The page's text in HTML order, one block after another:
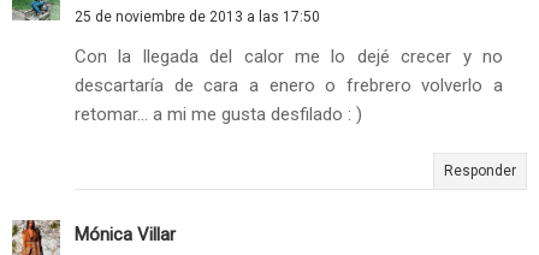
25 de noviembre de 2013 a las 17:50
Con la llegada del calor me lo dejé crecer y no
descartaría de cara a enero o frebrero volverlo a
retomar... a mi me gusta desfilado : )
Responder
Mónica Villar